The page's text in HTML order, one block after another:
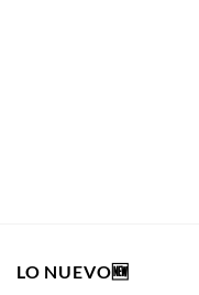
LO NUEVO🆕